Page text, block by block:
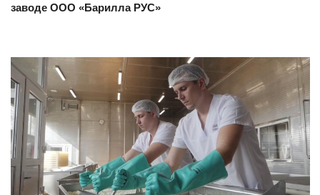
заводе ООО «Барилла РУС»
Смотреть проект